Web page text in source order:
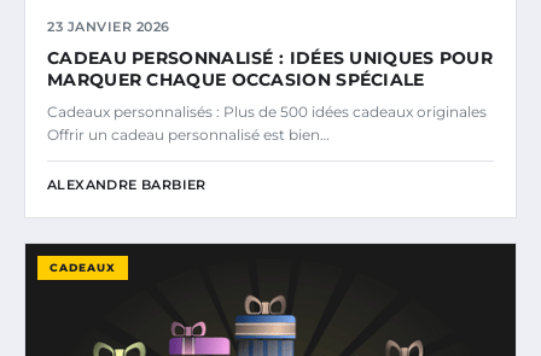
23 JANVIER 2026
CADEAU PERSONNALISÉ : IDÉES UNIQUES POUR
MARQUER CHAQUE OCCASION SPÉCIALE
Cadeaux personnalisés : Plus de 500 idées cadeaux originales
Offrir un cadeau personnalisé est bien…
ALEXANDRE BARBIER
CADEAUX